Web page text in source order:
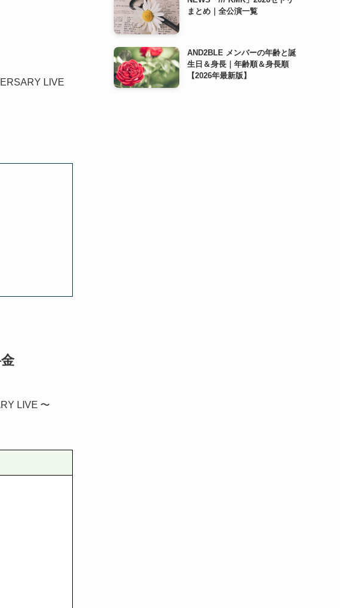
LIVE
LIVE 〜
まとめ｜全公演一覧
AND2BLE メンバーの年齢と誕
生日＆身長｜年齢順＆身長順
【2026年最新版】